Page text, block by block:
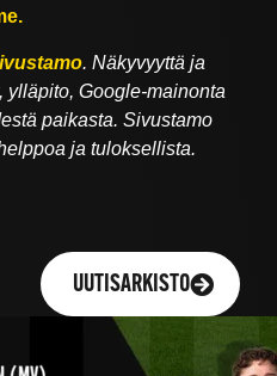
. Näkyvyyttä ja
ylläpito, Google-mainonta
paikasta. Sivustamo
ja tuloksellista.
UUTISARKISTO